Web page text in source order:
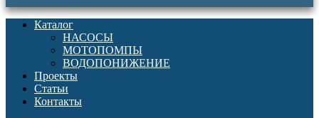
Каталог
НАСОСЫ
МОТОПОМПЫ
ВОДОПОНИЖЕНИЕ
Проекты
Статьи
Контакты